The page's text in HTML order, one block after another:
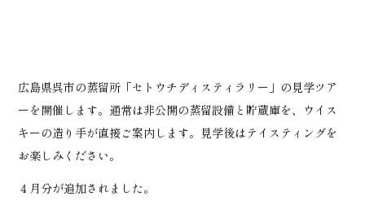
広島県呉市の蒸留所「セトウチディスティラリー」の見学ツア
ーを開催します。通常は非公開の蒸留設備と貯蔵庫を、ウイス
キーの造り手が直接ご案内します。見学後はテイスティングを
お楽しみください。
４月分が追加されました。